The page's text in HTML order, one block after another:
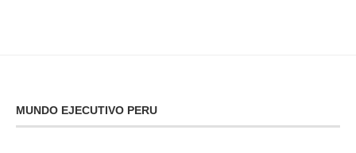
MUNDO EJECUTIVO PERU